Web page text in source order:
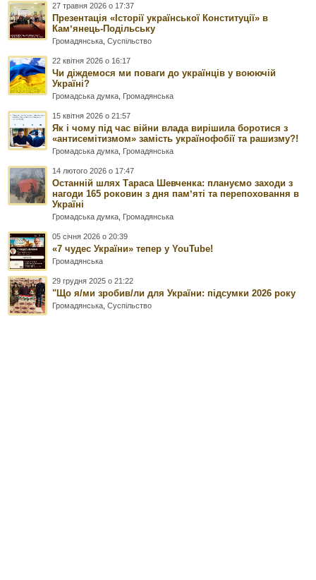
27 травня 2026 о 17:37
Презентація «Історії української Конституції» в
Камʼянець-Подільську
Громадянська ,Суспільство
22 квітня 2026 о 16:17
Чи діждемося ми поваги до українців у воюючій
Україні?
Громадська думка Громадянська
15 квітня 2026 о 21:57
Як і чому під час війни влада вирішила боротися з
«антисемітизмом» замість українофобії та рашизму?!
Громадська думка Громадянська
14 лютого 2026 о 17:47
Останній шлях Тараса Шевченка: плануємо заходи з
нагоди 165 роковин з дня памʼяті та перепоховання в
Україні
Громадська думка Громадянська
05 січня 2026 о 20:39
«7 чудес України» тепер у YouTube!
Громадянська
29 грудня 2025 о 21:22
"Що я/ми зробив/ли для України: підсумки 2026 року
Громадянська ,Суспільство